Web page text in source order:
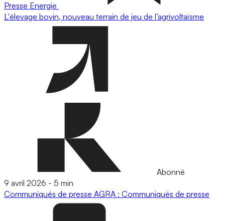
Presse Energie
L'élevage bovin, nouveau terrain de jeu de l’agrivoltaïsme
Abonné
9 avril 2026 - 5 min
Communiqués de presse AGRA : Communiqués de presse